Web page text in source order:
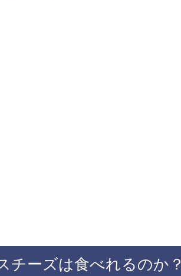
チーズは食べれるのか？